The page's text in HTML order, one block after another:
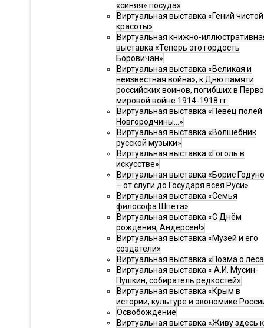
«синяя» посуда»
Виртуальная выставка «Гений чистой
красоты»
Виртуальная книжно-
выставка «Теперь это гордость
Боровичан»
Виртуальная выставка «Великая и
неизвестная война», к Дню памяти
российских воинов, погибших в
мировой войне 1914-1918 гг.
Виртуальная выставка «Певец полей
Новгородчины…»
Виртуальная выставка «Волшебник
русской музыки»
Виртуальная выставка «Гоголь в
искусстве»
Виртуальная выставка «Борис
– от слуги до Государя всея Руси»
Виртуальная выставка «Семья
философа Шпета»
Виртуальная выставка «С Днём
рождения, Андерсен!»
Виртуальная выставка «Музей и его
создатели»
Виртуальная выставка «Поэма о
Виртуальная выставка « А.И. Мусин-
Пушкин, собиратель редкостей»
Виртуальная выставка «Крым в
истории, культуре и экономике
Освобождение
Виртуальная выставка «Живу здесь